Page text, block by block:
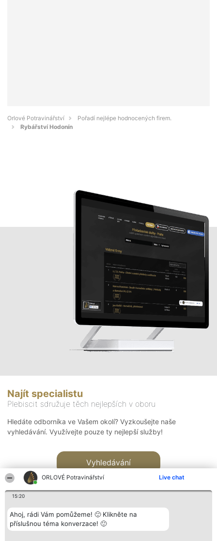
ORLOVÉ Potravinářství Live chat
15:20
Ahoj, rádi Vám pomůžeme! 🙂 Klikněte na
příslušnou téma konverzace! 🙂
Orlové Potravinářství
Pořadí nejlépe hodnocených firem.
Rybářství Hodonín
Najít specialistu
Plebiscit sdružuje těch nejlepších v oboru
Hledáte odborníka ve Vašem okolí? Vyzkoušejte naše
vyhledávání. Využívejte pouze ty nejlepší služby!
Vyhledávání